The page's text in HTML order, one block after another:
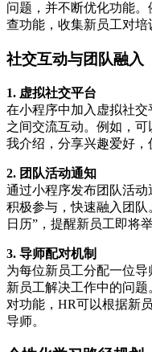
问题，并不断优化功能
查功能，收集新员工对培
社交互动与团队融入
1. 虚拟社交平台
在小程序中加入虚拟社交
之间交流互动。例如，可
我介绍，分享兴趣爱好，
2. 团队活动通知
通过小程序发布团队活
积极参与，快速融入团
日历”，提醒新员工即将
3. 导师配对机制
为每位新员工分配一位
新员工解决工作中的问题
对功能，HR可以根据新
导师。